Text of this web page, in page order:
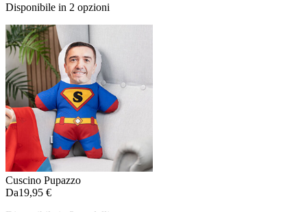
Disponibile in 2 opzioni
Cuscino Pupazzo
Da19,95 €